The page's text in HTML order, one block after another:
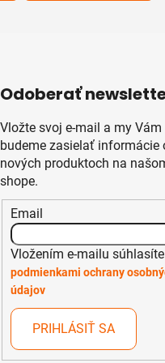
Odoberať
Vložte svoj e-mail a my Vám
budeme zasielať informácie
nových produktoch na
shope.
Email
Vložením e-mailu
podmienkami ochrany
údajov
PRIHLÁSIŤ SA